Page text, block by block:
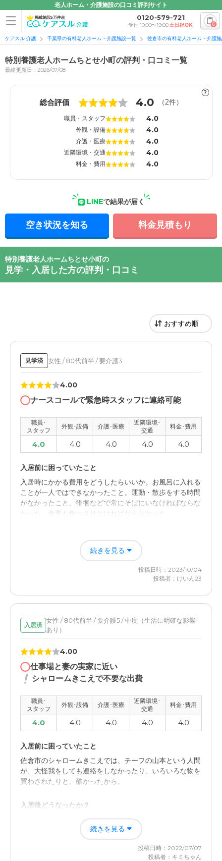
老人ホーム・介護施設の口コミ評判サイト
掲載施設5万件超 0120-579-721
受付 10:00〜19:00土日祝OK 0
ケアスル 介護 千葉県の有料老人ホーム・介護施設一覧 佐倉市の有料老人ホーム・介護
特別養護老人ホームちとせ小町の評判・口コミ一覧
最終更新日：2026/07/08
?
総合評価 4.0 （2件）
職員・スタッフ 4.0
外観・設備 4.0
介護・医療 4.0
近隣環境・交通 4.0
料金・費用 4.0
LINEで結果が届く
空き状況を知る 料金見積もり
特別養護老人ホームちとせ小町の
見学・入居した方の評判・口コミ
見学済 女性 / 80代前半 / 要介護3
4.00
ナースコールで緊急時スタッフに連絡可能
職員･
スタッフ
外観･設備 介護･医療
近隣環境･
交通
料金･費用
4.0 4.0 4.0 4.0 4.0
入居前に困っていたこと
入居時にかかる費用をどうしたらいいか。お風呂に入れる
ことが一人ではできなかったこと。運動・散歩をする時間
がなかったこと。徘徊などで常にそばにいなければならな
かった。食事も食べさせなければならなかった。
スタッフの対応や施設の部屋などの清潔・きれいさなどが
よかった。日中の行事などもよかった。
お話してくれました。
てもきれいで清潔だった。部屋のドアも大きく開きベット
で出入れができる。
介護医療サービスについて
よく面倒を見てくれて、とても不安な気持ちが少なくなっ
た感じを受けました。緊急な事態でもナースコールにより
近隣環境や交通アクセスについて
車どおりが多い道路からちょっと奥に入った場所に施設が
あります。また、施設の隣は林があり自然を感じられる場
だいぶ前のことなのであまり記憶がなく思い出すことがで
きません。入居しなかったことからかんがえると高かった
続きを見る
投稿日時：2023/10/04
投稿者：けいん23
入居済
女性 / 80代前半 / 要介護5 / 中度（生活に明確な影響
あり）
4.00
仕事場と妻の実家に近い
シャロームきこえで不要な出費
職員･
スタッフ
外観･設備 介護･医療
近隣環境･
交通
料金･費用
4.0 4.0 4.0 4.0 4.0
入居前に困っていたこと
佐倉市のシャロームきこえでは、チーフの山本という人間
が、大怪我をしても連絡をしなかったり、いろいろな物を
買わされたりと、酷かったから。
入居後どうなったか？
ちとせ小町のスタッフや介護職員は、とても優しく接して
くれ、安心して任せられるから。
続きを見る
投稿日時：2022/07/07
投稿者：キミちゃん